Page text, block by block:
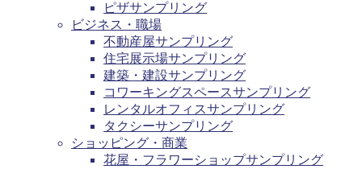
ピザサンプリング
ビジネス・職場
不動産屋サンプリング
住宅展示場サンプリング
建築・建設サンプリング
コワーキングスペースサンプリング
レンタルオフィスサンプリング
タクシーサンプリング
ショッピング・商業
花屋・フラワーショップサンプリング